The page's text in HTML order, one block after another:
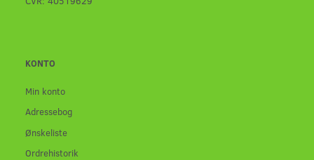
KONTO
Min konto
Adressebog
Ønskeliste
Ordrehistorik